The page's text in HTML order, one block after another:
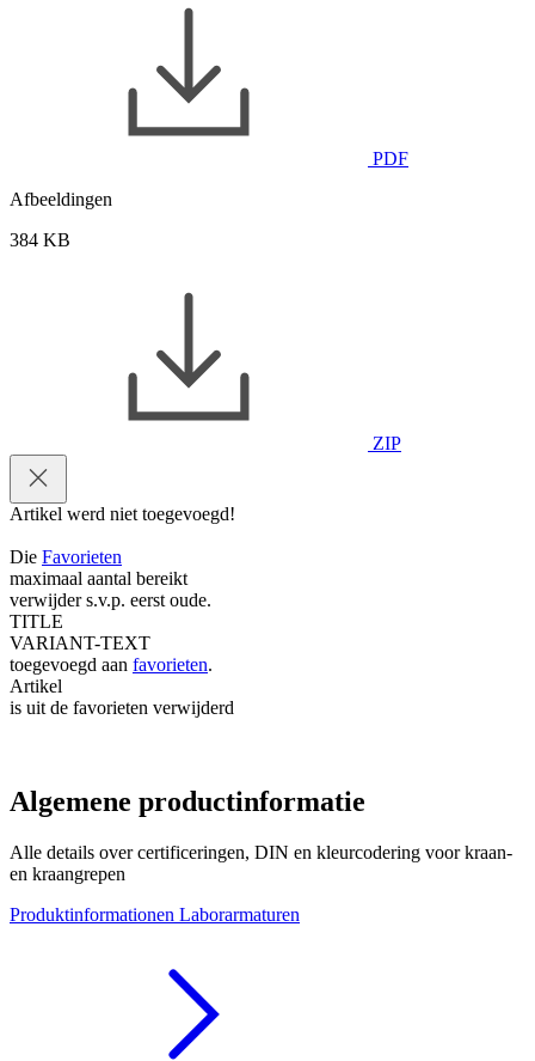
PDF
Afbeeldingen
384 KB
ZIP
Artikel werd niet toegevoegd!
Die Favorieten
maximaal aantal bereikt
verwijder s.v.p. eerst oude.
TITLE
VARIANT-TEXT
toegevoegd aan favorieten.
Artikel
is uit de favorieten verwijderd
Algemene productinformatie
Alle details over certificeringen, DIN en kleurcodering voor kraan-
en kraangrepen
Produktinformationen Laborarmaturen